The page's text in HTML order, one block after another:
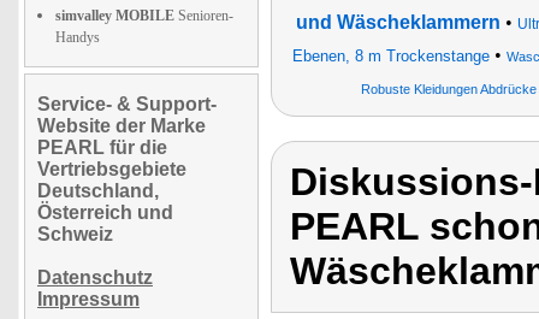
simvalley MOBILE Senioren-
Handys
Service- & Support-
Website der Marke
PEARL für die
Vertriebsgebiete
Deutschland,
Österreich und
Schweiz
Datenschutz
Impressum
und Wäscheklammern •
Ebenen, 8 m Trockenstange •
Robuste Kleidungen
PEARL